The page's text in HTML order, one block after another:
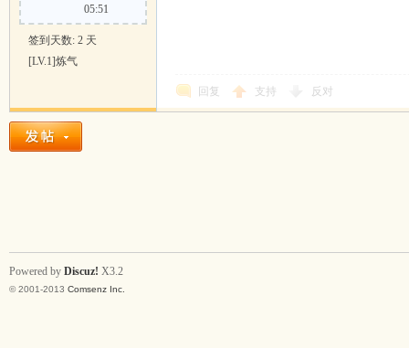
05:51
签到天数: 2 天
[LV.1]炼气
回复 支持 反对
Powered by Discuz! X3.2
© 2001-2013 Comsenz Inc.